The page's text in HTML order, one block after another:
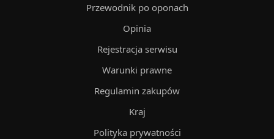
Przewodnik po oponach
Opinia
Rejestracja serwisu
Warunki prawne
Regulamin zakupów
Kraj
Polityka prywatności